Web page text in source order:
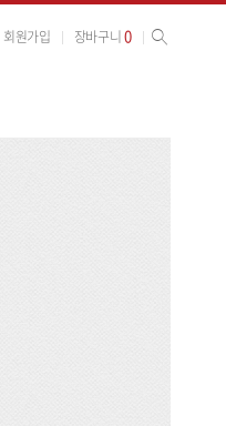
회원가입 장바구니0 사이트 검색